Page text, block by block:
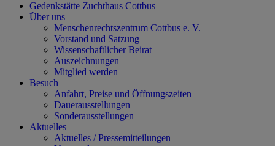
Gedenkstätte Zuchthaus Cottbus
Über uns
Menschenrechtszentrum Cottbus e. V.
Vorstand und Satzung
Wissenschaftlicher Beirat
Auszeichnungen
Mitglied werden
Besuch
Anfahrt, Preise und Öffnungszeiten
Dauerausstellungen
Sonderausstellungen
Aktuelles
Aktuelles / Pressemitteilungen